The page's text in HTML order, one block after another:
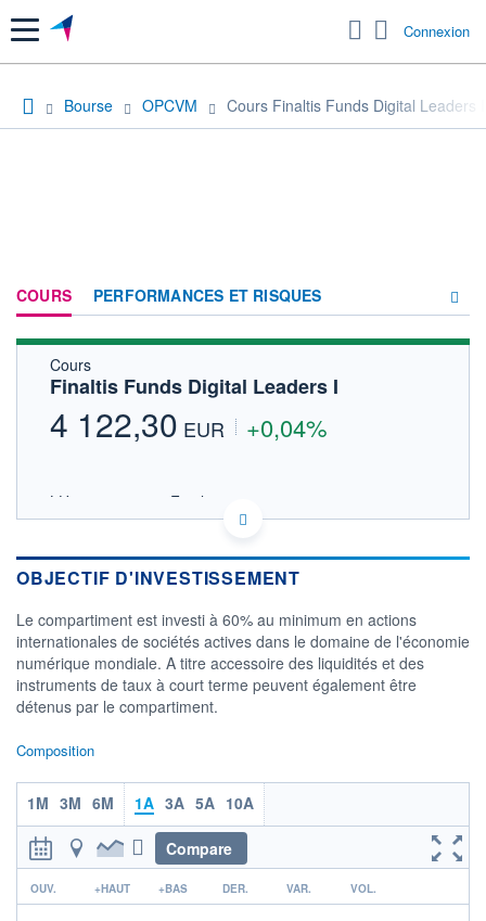
Menu Connexion
Bourse OPCVM Cours Finaltis Funds Digital Leaders I
COURS PERFORMANCES ET RISQUES
FORUM
Cours
Finaltis Funds Digital Leaders I
4 122,30 EUR +0,04%
LU0100548261 - Finaltis
OPCVM DERNIER COURS CONNU AU 06/08/2026
05/12
3 500
4 000
CATÉGORIE MORNINGSTAR
Actions Secteur
Technologies
FONDS PARTENAIRES
TARIFS PRIVILÉGIÉS 0%
ÉLIGIBILITÉ
PEA PEA-PME BOURSOVIE LUX
BOURSOVIE
OBJECTIF D'INVESTISSEMENT
Le compartiment est investi à 60% au minimum en actions
internationales de sociétés actives dans le domaine de l'économie
numérique mondiale. A titre accessoire des liquidités et des
instruments de taux à court terme peuvent également être
détenus par le compartiment.
Composition
1M 3M 6M 1A 3A 5A 10A
Compare
r
OUV. +HAUT +BAS DER. VAR. VOL.